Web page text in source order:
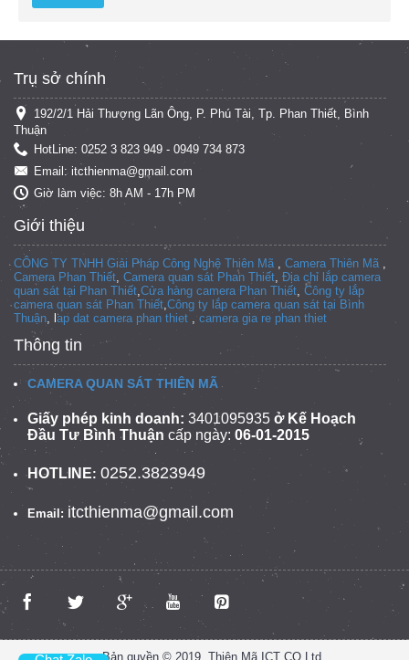
Trụ sở chính
192/2/1 Hải Thượng Lãn Ông, P. Phú Tài, Tp. Phan Thiết, Bình
Thuận
HotLine: 0252 3 823 949 - 0949 734 873
Email: itcthienma@gmail.com
Giờ làm việc: 8h AM - 17h PM
Giới thiệu
CÔNG TY TNHH Giải Pháp Công Nghệ Thiên Mã , Camera Thiên Mã ,
Camera Phan Thiết, Camera quan sát Phan Thiết, Địa chỉ lắp camera
quan sát tại Phan Thiết,Cửa hàng camera Phan Thiết, Công ty lắp
camera quan sát Phan Thiết,Công ty lắp camera quan sát tại Bình
Thuận, l ap dat camera phan thiet , camera gia re phan thiet
Thông tin
CAMERA QUAN SÁT THIÊN MÃ
Giấy phép kinh doanh: 3401095935 ở Kế Hoạch
Đầu Tư Bình Thuận cấp ngày: 06-01-2015
HOTLINE: 0252.3823949
Email: itcthienma@gmail.com
Bản quyền © 2019, Thiên Mã ICT CO.Ltd